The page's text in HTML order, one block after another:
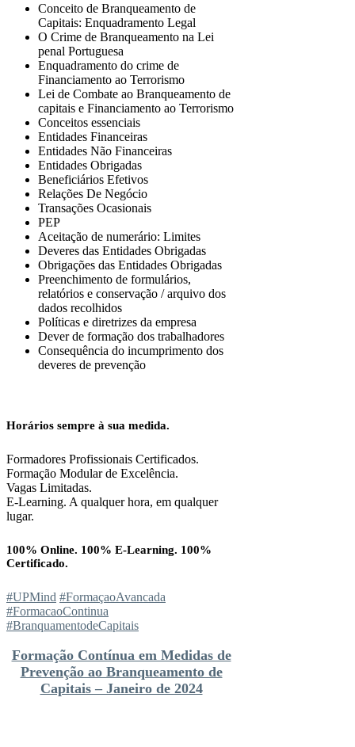
Conceito de Branqueamento de
Capitais: Enquadramento Legal
O Crime de Branqueamento na Lei
penal Portuguesa
Enquadramento do crime de
Financiamento ao Terrorismo
Lei de Combate ao Branqueamento de
capitais e Financiamento ao Terrorismo
Conceitos essenciais
Entidades Financeiras
Entidades Não Financeiras
Entidades Obrigadas
Beneficiários Efetivos
Relações De Negócio
Transações Ocasionais
PEP
Aceitação de numerário: Limites
Deveres das Entidades Obrigadas
Obrigações das Entidades Obrigadas
Preenchimento de formulários,
relatórios e conservação / arquivo dos
dados recolhidos
Políticas e diretrizes da empresa
Dever de formação dos trabalhadores
Consequência do incumprimento dos
deveres de prevenção
Horários sempre à sua medida.
Formadores Profissionais Certificados.
Formação Modular de Excelência.
Vagas Limitadas.
E-Learning. A qualquer hora, em qualquer
lugar.
100% Online. 100% E-Learning. 100%
Certificado.
#UPMind #FormaçaoAvancada
#FormacaoContinua
#BranquamentodeCapitais
Formação Contínua em Medidas de
Prevenção ao Branqueamento de
Capitais – Janeiro de 2024